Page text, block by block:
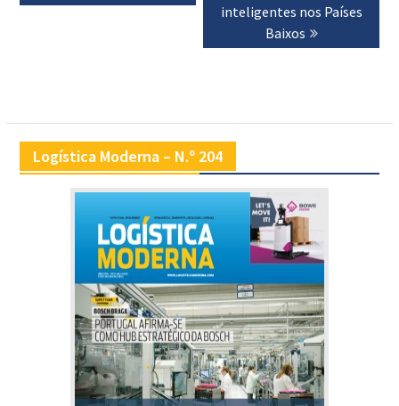
inteligentes nos Países
Baixos
Logística Moderna – N.º 204